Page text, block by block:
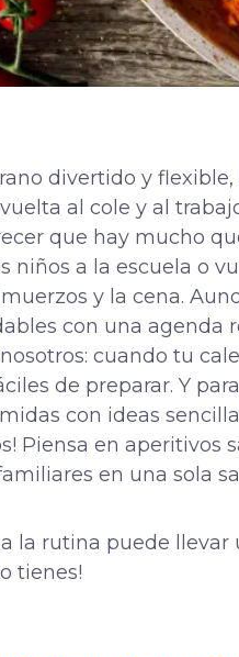
divertido y
al cole y al
que hay mucho
niños a la escuela o
y la cena.
con una agenda
cuando tu
de preparar. Y
con ideas
Piensa en aperitivos
en una sola
la rutina puede
tienes!